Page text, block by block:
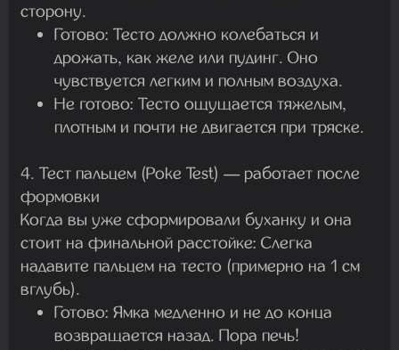
сторону.
Готово: Тесто должно колебаться и
дрожать, как желе или пудинг. Оно
чувствуется легким и полным воздуха.
Не готово: Тесто ощущается тяжелым,
плотным и почти не двигается при тряске.
4. Тест пальцем (Poke Test) — работает после
формовки
Когда вы уже сформировали буханку и она
стоит на финальной расстойке: Слегка
надавите пальцем на тесто (примерно на 1 см
вглубь).
Готово: Ямка медленно и не до конца
возвращается назад. Пора печь!